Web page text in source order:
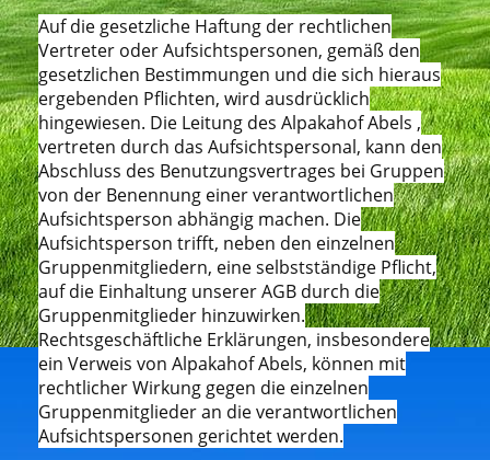
Auf die gesetzliche Haftung der rechtlichen
Vertreter oder Aufsichtspersonen, gemäß den
gesetzlichen Bestimmungen und die sich hieraus
ergebenden Pflichten, wird ausdrücklich
hingewiesen. Die Leitung des Alpakahof Abels ,
vertreten durch das Aufsichtspersonal, kann den
Abschluss des Benutzungsvertrages bei Gruppen
von der Benennung einer verantwortlichen
Aufsichtsperson abhängig machen. Die
Aufsichtsperson trifft, neben den einzelnen
Gruppenmitgliedern, eine selbstständige Pflicht,
auf die Einhaltung unserer AGB durch die
Gruppenmitglieder hinzuwirken.
Rechtsgeschäftliche Erklärungen, insbesondere
ein Verweis von Alpakahof Abels, können mit
rechtlicher Wirkung gegen die einzelnen
Gruppenmitglieder an die verantwortlichen
Aufsichtspersonen gerichtet werden.